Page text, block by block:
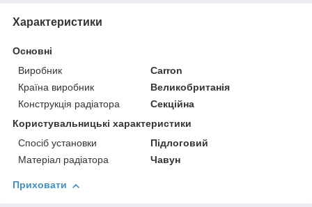
Характеристики
Основні
Виробник
Carron
Країна виробник
Великобританія
Конструкція радіатора
Секційна
Користувальницькі характеристики
Спосіб установки
Підлоговий
Матеріал радіатора
Чавун
Приховати